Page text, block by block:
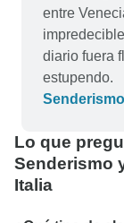
entre
diario fuera
estupendo.
Lo que
Senderismo
Italia